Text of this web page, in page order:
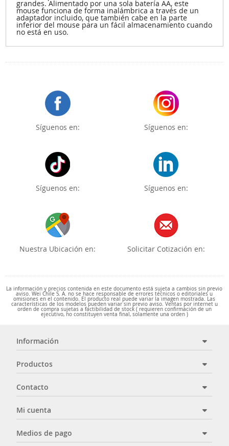
grandes. Alimentado por una sola batería AA, este
mouse funciona de forma inalámbrica a través de un
adaptador incluido, que también cabe en la parte
inferior del mouse para un fácil almacenamiento cuando
no está en uso.
Síguenos en: Síguenos en:
Síguenos en: Síguenos en:
Nuestra Ubicación en: Solicitar Cotización en:
La información y precios contenida en este documento está sujeta a cambios sin previo
aviso. Wei Chile S. A. no se hace responsable de errores técnicos o editoriales u
omisiones en el contenido. El producto real puede variar la imagen mostrada. Las
características de los modelos pueden variar sin previo aviso. Ventas por internet u
orden de compra sujetas a factibilidad de stock ( requieren confirmación de un
ejecutivo, no constituyen venta final, solamente una orden )
Información
Productos
Contacto
Mi cuenta
Medios de pago